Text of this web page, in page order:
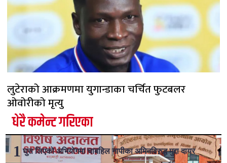
लुटेराको आक्रमणमा युगान्डाका चर्चित फुटबलर
ओवोरीको मृत्यु
धेरै कमेन्ट गरिएका
घुस लिएको अभियोगमा चाबहिल नापीका अमिनविरुद्ध मुद्दा दायर